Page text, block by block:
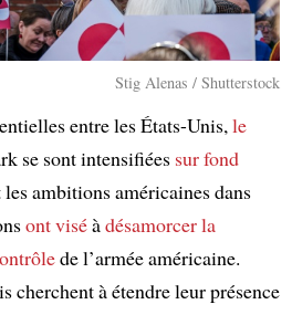
Stig Alenas / Shutterstock
entre les États-Unis, le
se sont intensifiées sur fond
ambitions américaines dans
ont viséàdésamorcer la
de l’armée américaine.
cherchent à étendre leur présence